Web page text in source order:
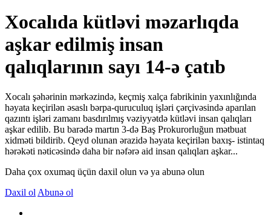
Xocalıda kütləvi məzarlıqda
aşkar edilmiş insan
qalıqlarının sayı 14-ə çatıb
Xocalı şəhərinin mərkəzində, keçmiş xalça fabrikinin yaxınlığında
həyata keçirilən əsaslı bərpa-quruculuq işləri çərçivəsində aparılan
qazıntı işləri zamanı basdırılmış vəziyyətdə kütləvi insan qalıqları
aşkar edilib. Bu barədə martın 3-də Baş Prokurorluğun mətbuat
xidməti bildirib. Qeyd olunan ərazidə həyata keçirilən baxış- istintaq
hərəkəti nəticəsində daha bir nəfərə aid insan qalıqları aşkar...
Daha çox oxumaq üçün daxil olun və ya abunə olun
Daxil ol Abunə ol